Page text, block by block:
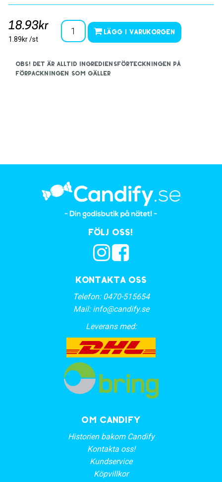
18.93kr
1.89kr /st
Lägg i varukorgen
OBS! Det är alltid ingrediensförteckningen på
förpackningen som gäller
Kontakta oss
Telefon: 0470-515654
Mail: info@candify.se
Leverans med:
Följ oss!
OM CANDIFY
Historien bakom Candify
Kontakta oss!
Kundservice
Köpvillkor